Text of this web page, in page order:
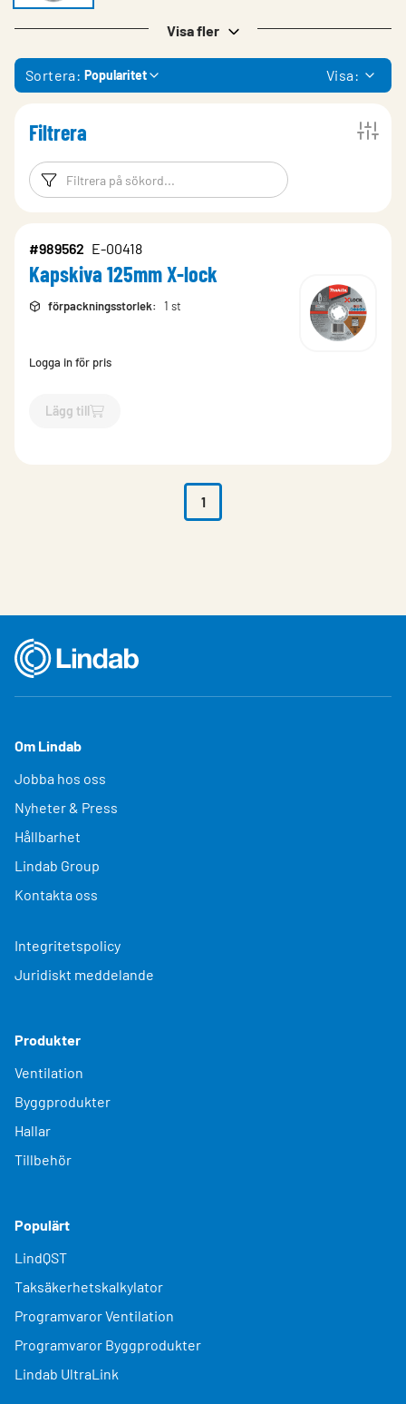
Visa fler
Sortera: Popularitet Visa:
Filtrera
Filtreringsord Filtrera
#989562 E-00418
Kapskiva 125mm X-lock
förpackningsstorlek: 1 st
Logga in för pris
Lägg till
`$Lägg till
1
Om Lindab
Jobba hos oss
Nyheter & Press
Hållbarhet
Lindab Group
Kontakta oss
Integritetspolicy
Juridiskt meddelande
Produkter
Ventilation
Byggprodukter
Hallar
Tillbehör
Populärt
LindQST
Taksäkerhetskalkylator
Programvaror Ventilation
Programvaror Byggprodukter
Lindab UltraLink